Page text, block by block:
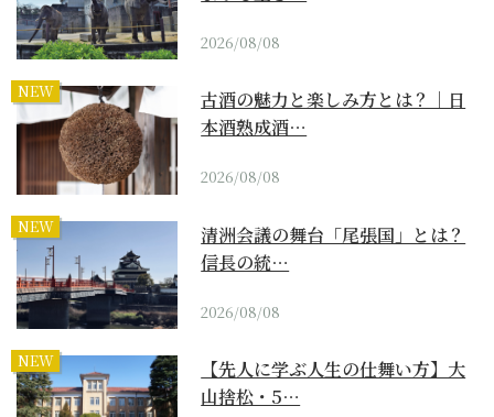
2026/08/08
NEW
古酒の魅力と楽しみ方とは？｜日
本酒熟成酒…
2026/08/08
NEW
清洲会議の舞台「尾張国」とは？
信長の統…
2026/08/08
NEW
【先人に学ぶ人生の仕舞い方】大
山捨松・5…